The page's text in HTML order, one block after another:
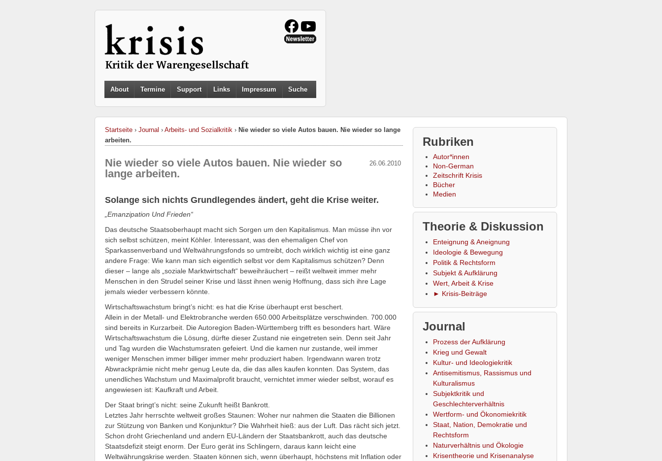
About Termine Support Links Impressum Suche
Startseite › Journal › Arbeits- und Sozialkritik › Nie wieder so viele Autos bauen. Nie wieder so lange
arbeiten.
26.06.2010
Nie wieder so viele Autos bauen. Nie wieder so
lange arbeiten.
Solange sich nichts Grundlegendes ändert, geht die Krise weiter.
„Emanzipation Und Frieden“
Das deutsche Staatsoberhaupt macht sich Sorgen um den Kapitalismus. Man müsse ihn vor
sich selbst schützen, meint Köhler. Interessant, was den ehemaligen Chef von
Sparkassenverband und Weltwährungsfonds so umtreibt, doch wirklich wichtig ist eine ganz
andere Frage: Wie kann man sich eigentlich selbst vor dem Kapitalismus schützen? Denn
dieser – lange als „soziale Marktwirtschaft“ beweihräuchert – reißt weltweit immer mehr
Menschen in den Strudel seiner Krise und lässt ihnen wenig Hoffnung, dass sich ihre Lage
jemals wieder verbessern könnte.
Wirtschaftswachstum bringt’s nicht: es hat die Krise überhaupt erst beschert.
Allein in der Metall- und Elektrobranche werden 650.000 Arbeitsplätze verschwinden. 700.000
sind bereits in Kurzarbeit. Die Autoregion Baden-Württemberg trifft es besonders hart. Wäre
Wirtschaftswachstum die Lösung, dürfte dieser Zustand nie eingetreten sein. Denn seit Jahr
und Tag wurden die Wachstumsraten gefeiert. Und die kamen nur zustande, weil immer
weniger Menschen immer billiger immer mehr produziert haben. Irgendwann waren trotz
Abwrackprämie nicht mehr genug Leute da, die das alles kaufen konnten. Das System, das
unendliches Wachstum und Maximalprofit braucht, vernichtet immer wieder selbst, worauf es
angewiesen ist: Kaufkraft und Arbeit.
Der Staat bringt’s nicht: seine Zukunft heißt Bankrott.
Letztes Jahr herrschte weltweit großes Staunen: Woher nur nahmen die Staaten die Billionen
zur Stützung von Banken und Konjunktur? Die Wahrheit hieß: aus der Luft. Das rächt sich jetzt.
Schon droht Griechenland und andern EU-Ländern der Staatsbankrott, auch das deutsche
Staatsdefizit steigt enorm. Der Euro gerät ins Schlingern, daraus kann leicht eine
Weltwährungskrise werden. Staaten können sich, wenn überhaupt, höchstens mit Inflation oder
Rubriken
Autor*innen
Non-German
Zeitschrift Krisis
Bücher
Medien
Theorie & Diskussion
Enteignung & Aneignung
Ideologie & Bewegung
Politik & Rechtsform
Subjekt & Aufklärung
Wert, Arbeit & Krise
► Krisis-Beiträge
Journal
Prozess der Aufklärung
Krieg und Gewalt
Kultur- und Ideologiekritik
Antisemitismus, Rassismus und
Kulturalismus
Subjektkritik und
Geschlechterverhältnis
Wertform- und Ökonomiekritik
Staat, Nation, Demokratie und
Rechtsform
Naturverhältnis und Ökologie
Krisentheorie und Krisenanalyse